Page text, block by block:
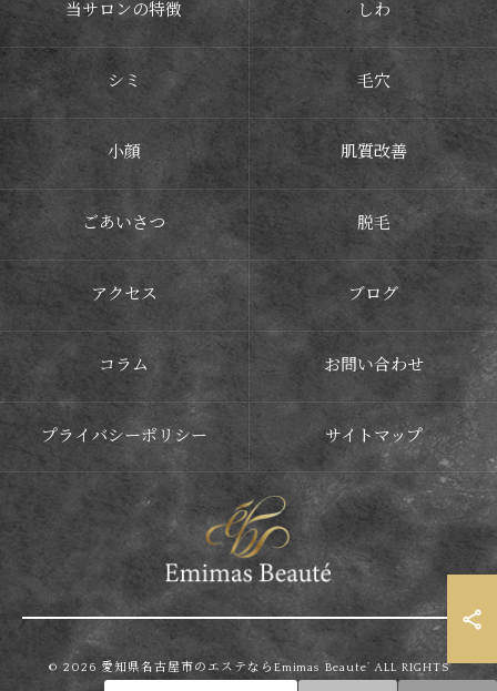
当サロンの特徴 しわ
シミ 毛穴
小顔 肌質改善
ごあいさつ 脱毛
アクセス ブログ
コラム お問い合わせ
プライバシーポリシー サイトマップ
© 2026 愛知県名古屋市のエステならEmimas Beaute’ ALL RIGHTS